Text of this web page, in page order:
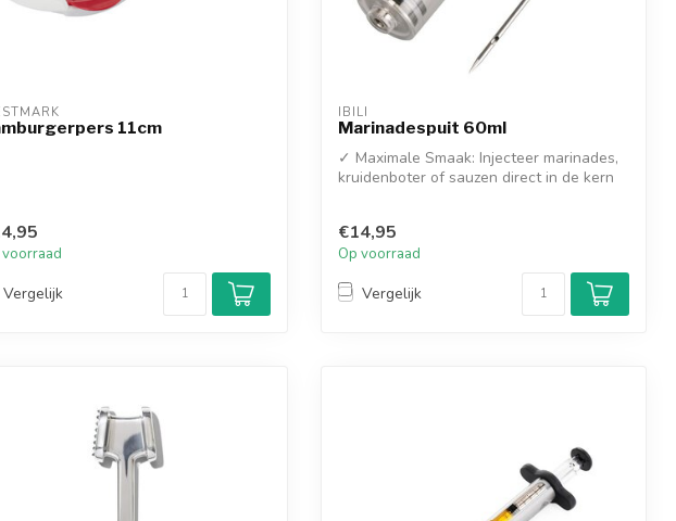
11cm
voorraad
Vergelijk
IBILI
Marinadespuit 60ml
✓ Maximale Smaak: Injecteer marinades,
kruidenboter of sauzen direct in de kern
€14,95
Op voorraad
Vergelijk